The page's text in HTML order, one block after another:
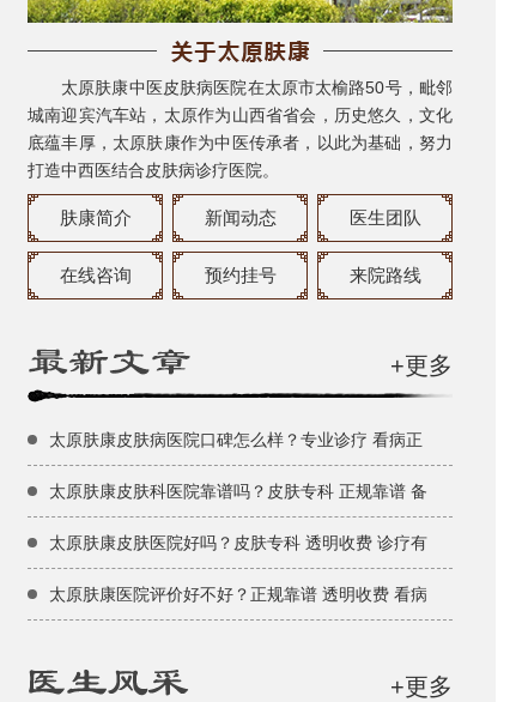
太原肤康中医皮肤病医院在太原市太榆路50号，毗邻
城南迎宾汽车站，太原作为山西省省会，历史悠久，文化
底蕴丰厚，太原肤康作为中医传承者，以此为基础，努力
打造中西医结合皮肤病诊疗医院。
肤康简介 新闻动态 医生团队
在线咨询 预约挂号 来院路线
+更多
太原肤康皮肤病医院口碑怎么样？专业诊疗 看病正
太原肤康皮肤科医院靠谱吗？皮肤专科 正规靠谱 备
太原肤康皮肤医院好吗？皮肤专科 透明收费 诊疗有
太原肤康医院评价好不好？正规靠谱 透明收费 看病
+更多